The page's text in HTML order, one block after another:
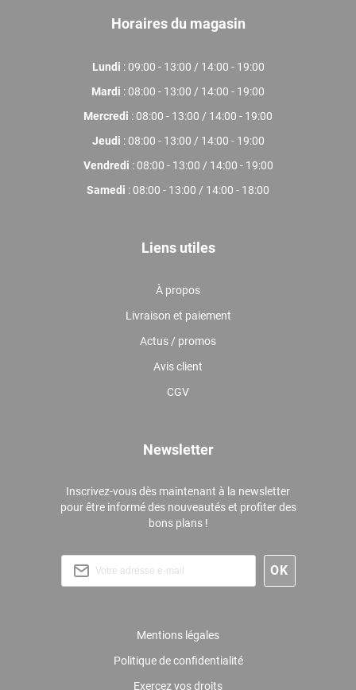
Horaires du magasin
Lundi : 09:00 - 13:00 / 14:00 - 19:00
Mardi : 08:00 - 13:00 / 14:00 - 19:00
Mercredi : 08:00 - 13:00 / 14:00 - 19:00
Jeudi : 08:00 - 13:00 / 14:00 - 19:00
Vendredi : 08:00 - 13:00 / 14:00 - 19:00
Samedi : 08:00 - 13:00 / 14:00 - 18:00
Liens utiles
À propos
Livraison et paiement
Actus / promos
Avis client
CGV
Newsletter
Inscrivez-vous dès maintenant à la newsletter
pour être informé des nouveautés et profiter des
bons plans !
Mentions légales
Politique de confidentialité
Exercez vos droits